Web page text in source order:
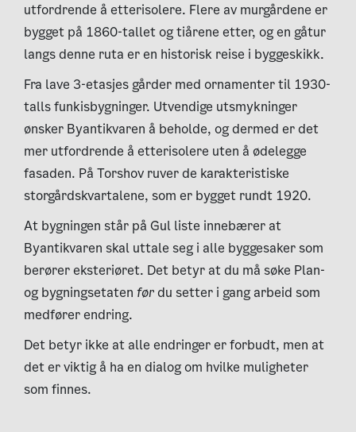
utfordrende å etterisolere. Flere av murgårdene er
bygget på 1860-tallet og tiårene etter, og en gåtur
langs denne ruta er en historisk reise i byggeskikk.
Fra lave 3-etasjes gårder med ornamenter til 1930-
talls funkisbygninger. Utvendige utsmykninger
ønsker Byantikvaren å beholde, og dermed er det
mer utfordrende å etterisolere uten å ødelegge
fasaden. På Torshov ruver de karakteristiske
storgårdskvartalene, som er bygget rundt 1920.
At bygningen står på Gul liste innebærer at
Byantikvaren skal uttale seg i alle byggesaker som
berører eksteriøret. Det betyr at du må søke Plan-
og bygningsetaten førdu setter i gang arbeid som
medfører endring.
Det betyr ikke at alle endringer er forbudt, men at
det er viktig å ha en dialog om hvilke muligheter
som finnes.